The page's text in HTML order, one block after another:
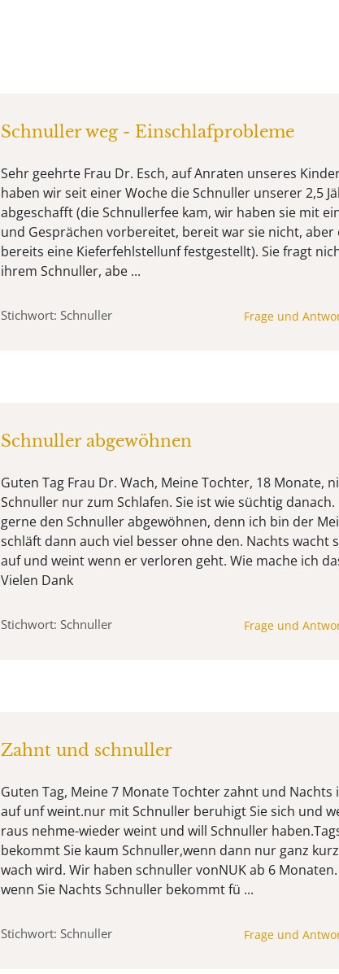
Schnuller weg - Einschlafprobleme
Sehr geehrte Frau Dr. Esch, auf Anraten unseres
haben wir seit einer Woche die Schnuller unserer 2,5
abgeschafft (die Schnullerfee kam, wir haben sie mit
und Gesprächen vorbereitet, bereit war sie nicht, aber
bereits eine Kieferfehlstellunf festgestellt). Sie fragt
ihrem Schnuller, abe ...
Stichwort: Schnuller Frage und
Schnuller abgewöhnen
Guten Tag Frau Dr. Wach, Meine Tochter, 18 Monate,
Schnuller nur zum Schlafen. Sie ist wie süchtig
gerne den Schnuller abgewöhnen, denn ich bin der
schläft dann auch viel besser ohne den. Nachts wacht
auf und weint wenn er verloren geht. Wie mache ich
Vielen Dank
Stichwort: Schnuller Frage und
Zahnt und schnuller
Guten Tag, Meine 7 Monate Tochter zahnt und
auf unf weint.nur mit Schnuller beruhigt Sie sich und
raus nehme-wieder weint und will Schnuller
bekommt Sie kaum Schnuller,wenn dann nur ganz
wach wird. Wir haben schnuller vonNUK ab 6
wenn Sie Nachts Schnuller bekommt fü ...
Stichwort: Schnuller Frage und